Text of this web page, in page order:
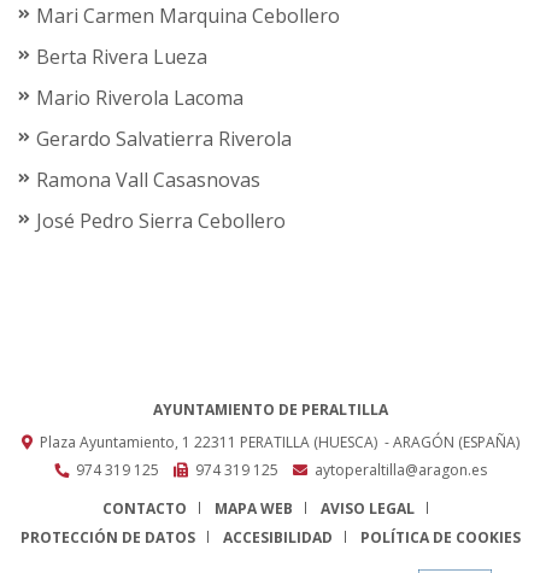
Mari Carmen Marquina Cebollero
Berta Rivera Lueza
Mario Riverola Lacoma
Gerardo Salvatierra Riverola
Ramona Vall Casasnovas
José Pedro Sierra Cebollero
AYUNTAMIENTO DE PERALTILLA
Plaza Ayuntamiento, 1 22311 PERATILLA (HUESCA) - ARAGÓN (ESPAÑA)
974 319 125
974 319 125
aytoperaltilla@aragon.es
CONTACTO
MAPA WEB
AVISO LEGAL
PROTECCIÓN DE DATOS
ACCESIBILIDAD POLÍTICA DE COOKIES